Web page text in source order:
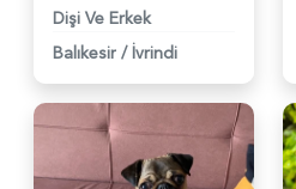
Dişi Ve Erkek
Balıkesir / İvrindi